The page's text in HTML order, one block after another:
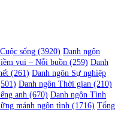
sống (3920) Danh ngôn
vui – Nỗi buồn (259) Danh
(261) Danh ngôn Sự nghiệp
Danh ngôn Thời gian (210)
anh (670) Danh ngôn Tình
mảnh ngôn tình (1716) Tổng